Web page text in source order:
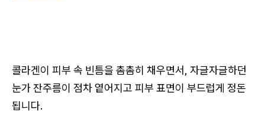
콜라겐이 피부 속 빈틈을 촘촘히 채우면서, 자글자글하던
눈가 잔주름이 점차 옅어지고 피부 표면이 부드럽게 정돈
됩니다.